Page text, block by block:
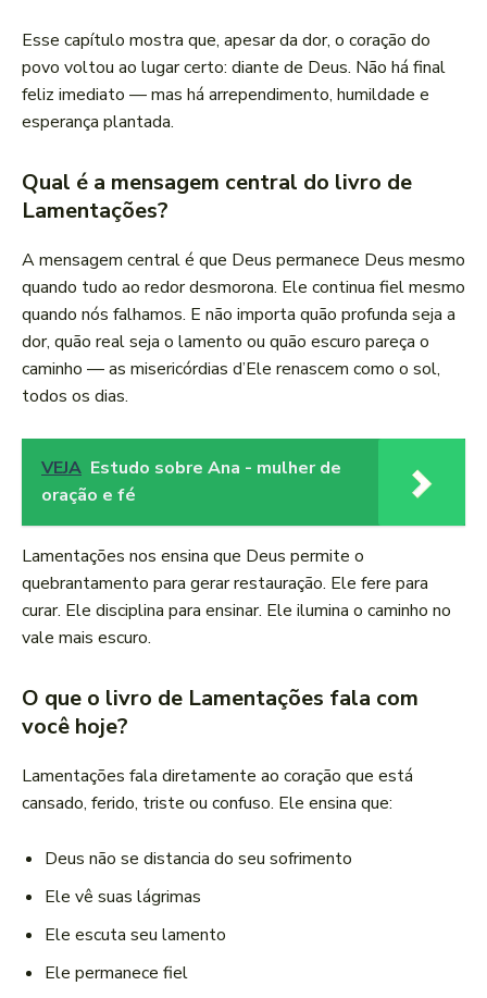
Esse capítulo mostra que, apesar da dor, o coração do
povo voltou ao lugar certo: diante de Deus. Não há final
feliz imediato — mas há arrependimento, humildade e
esperança plantada.
Qual é a mensagem central do livro de
Lamentações?
A mensagem central é que Deus permanece Deus mesmo
quando tudo ao redor desmorona. Ele continua fiel mesmo
quando nós falhamos. E não importa quão profunda seja a
dor, quão real seja o lamento ou quão escuro pareça o
caminho — as misericórdias d’Ele renascem como o sol,
todos os dias.
VEJA Estudo sobre Ana - mulher de
oração e fé
Lamentações nos ensina que Deus permite o
quebrantamento para gerar restauração. Ele fere para
curar. Ele disciplina para ensinar. Ele ilumina o caminho no
vale mais escuro.
O que o livro de Lamentações fala com
você hoje?
Lamentações fala diretamente ao coração que está
cansado, ferido, triste ou confuso. Ele ensina que:
Deus não se distancia do seu sofrimento
Ele vê suas lágrimas
Ele escuta seu lamento
Ele permanece fiel